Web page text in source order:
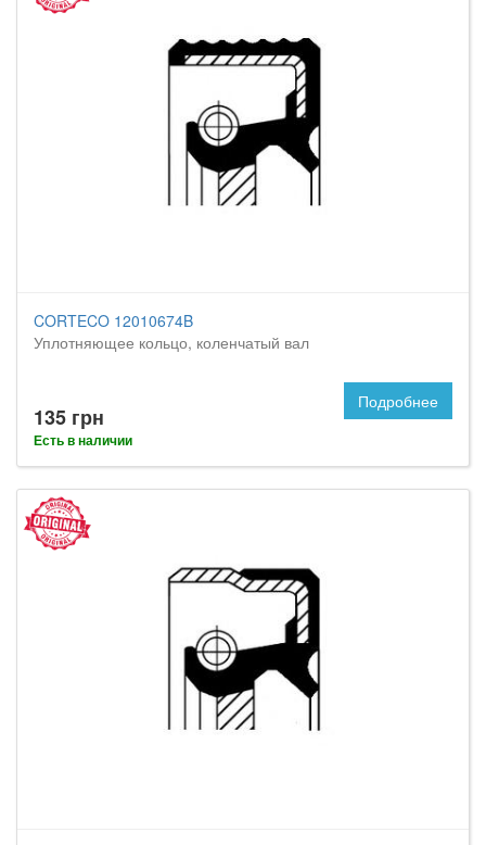
CORTECO 12010674B
Уплотняющее кольцо, коленчатый вал
135 грн
Есть в наличии
Подробнее